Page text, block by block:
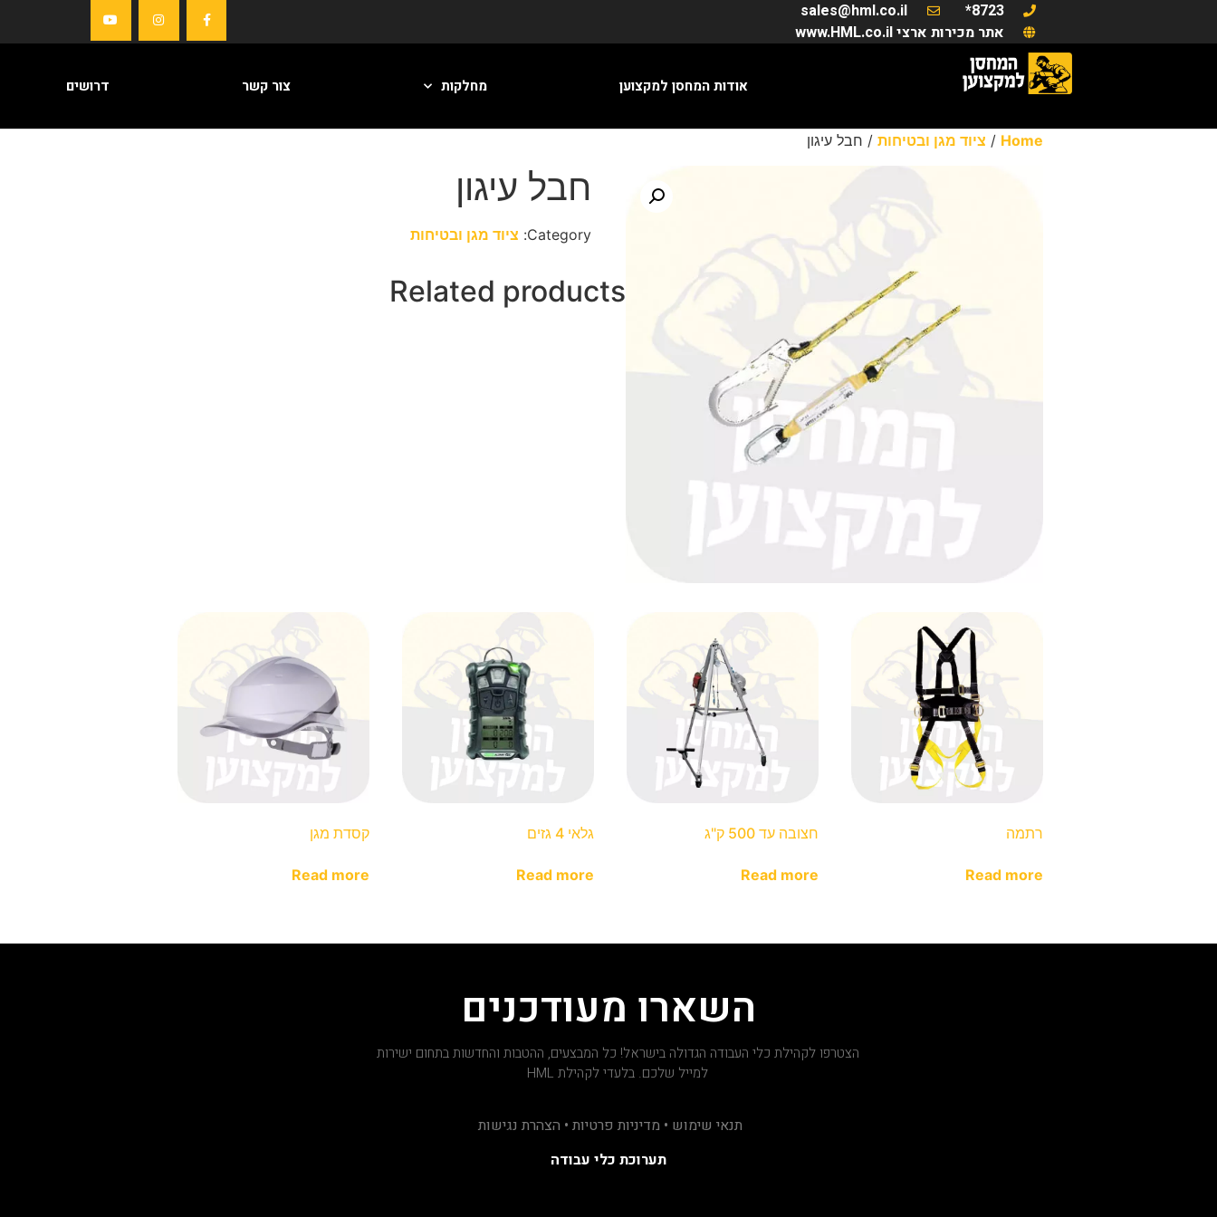
8723*
sales@hml.co.il
אתר מכירות ארצי www.HML.co.il
אודות המחסן למקצוען מחלקות צור קשר דרושים
Home
/ ציוד מגן ובטיחות / חבל עיגון
חבל עיגון
Category: ציוד מגן ובטיחות
Related products
רתמה
Read more
חצובה עד 500 ק"ג
Read more
גלאי 4 גזים
Read more
קסדת מגן
Read more
השארו מעודכנים
הצטרפו לקהילת כלי העבודה הגדולה בישראל! כל המבצעים, ההטבות והחדשות בתחום ישירות
למייל שלכם. בלעדי לקהילת HML
תנאי שימוש • מדיניות פרטיות • הצהרת נגישות
תערוכת כלי עבודה